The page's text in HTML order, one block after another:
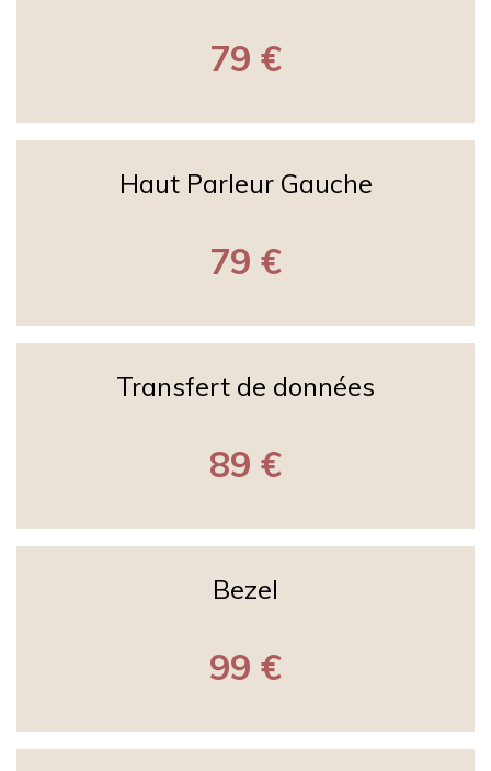
79 €
Haut Parleur Gauche
79 €
Transfert de données
89 €
Bezel
99 €